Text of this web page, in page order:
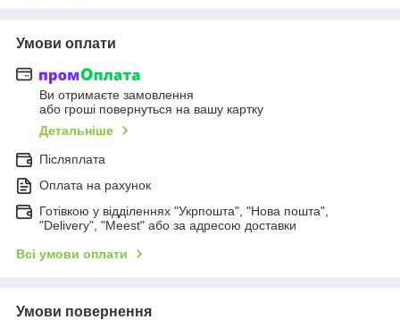
Умови оплати
Ви отримаєте замовлення
або гроші повернуться на вашу картку
Детальніше
Післяплата
Оплата на рахунок
Готівкою у відділеннях "Укрпошта", "Нова пошта",
"Delivery", "Meest" або за адресою доставки
Всі умови оплати
Умови повернення